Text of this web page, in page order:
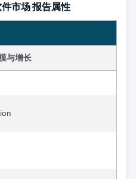
市场 报告属性
与增长